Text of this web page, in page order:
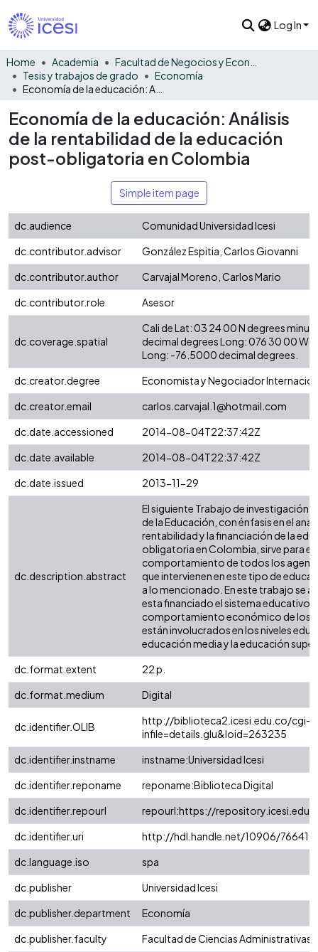
Log In
Home Academia
Tesis y trabajos de grado
Economía
Economía de la educación: Análisis
de la rentabilidad de la educación
post-obligatoria en Colombia
Simple item page
dc.audience
Comunidad Universidad Icesi
dc.contributor.advisor
González Espitia, Carlos Giovanni
dc.contributor.author
Carvajal Moreno, Carlos Mario
dc.contributor.role
Asesor
dc.coverage.spatial
Cali de Lat: 03 24 00 N degrees
decimal degrees Long: 076 30 00 W
Long: -76.5000 decimal degrees.
dc.creator.degree
Economista y Negociador
dc.creator.email
carlos.carvajal.1@hotmail.com
dc.date.accessioned
2014-08-04T22:37:42Z
dc.date.available
2014-08-04T22:37:42Z
dc.date.issued
2013-11-29
dc.description.abstract
El siguiente Trabajo de investigación
de la Educación, con énfasis en el
rentabilidad y la financiación de la
obligatoria en Colombia, sirve para
comportamiento de todos los
que intervienen en este tipo de
a lo mencionado. En este trabajo se
esta financiado el sistema educativo
comportamiento económico de los
están involucrados en los niveles
educación media y la educación
dc.format.extent
22 p.
dc.format.medium
Digital
dc.identifier.OLIB
http://biblioteca2.icesi.edu.co/cgi-
infile=details.glu&loid=263235
dc.identifier.instname
instname:Universidad Icesi
dc.identifier.reponame
reponame:Biblioteca Digital
dc.identifier.repourl
repourl:https://
dc.identifier.uri
http://hdl.handle.net/10906/76641
dc.language.iso
spa
dc.publisher
Universidad Icesi
dc.publisher.department
Economía
dc.publisher.faculty
Facultad de Ciencias Administrativas